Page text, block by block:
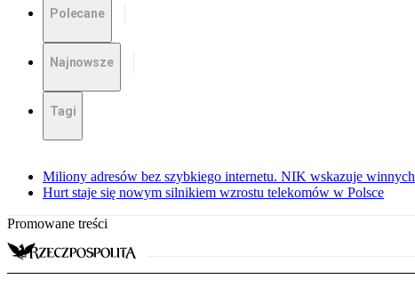
Polecane
Najnowsze
Tagi
Miliony adresów bez szybkiego internetu. NIK wskazuje winnych
Hurt staje się nowym silnikiem wzrostu telekomów w Polsce
Promowane treści